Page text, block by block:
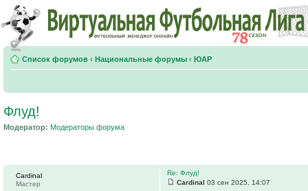
Список форумов ‹ Национальные форумы ‹ ЮАР
Флуд!
Модератор: Модераторы форума
Re: Флуд!
Cardinal 03 сен 2025, 14:07
Cardinal
Мастер